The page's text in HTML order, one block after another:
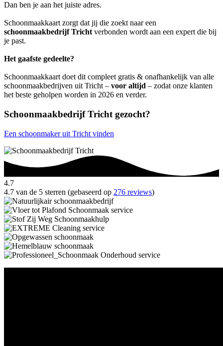
Dan ben je aan het juiste adres.
Schoonmaakkaart zorgt dat jij die zoekt naar een
schoonmaakbedrijf Tricht verbonden wordt aan een expert die bij
je past.
Het gaafste gedeelte?
Schoonmaakkaart doet dit compleet gratis & onafhankelijk van alle
schoonmaakbedrijven uit Tricht – voor altijd – zodat onze klanten
het beste geholpen worden in 2026 en verder.
Schoonmaakbedrijf Tricht gezocht?
Een schoonmaker uit Tricht vinden
4.7
4.7 van de 5 sterren (gebaseerd op 276 reviews)